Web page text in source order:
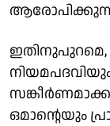
ഇതിനുപുറമെ,
ഒമാന്റെയും